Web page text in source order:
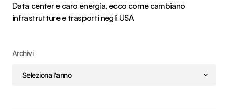
Data center e caro energia, ecco come cambiano
infrastrutture e trasporti negli USA
Archivi